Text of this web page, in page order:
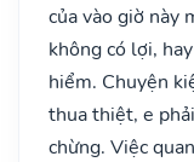
của vào giờ này
không có lợi,
hiểm. Chuyện
thua thiệt, e
chừng. Việc